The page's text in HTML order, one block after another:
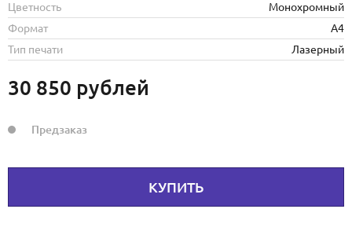
Цветность
Монохромный
Формат
А4
Тип печати
Лазерный
30 850 рублей
КУПИТЬ
Предзаказ